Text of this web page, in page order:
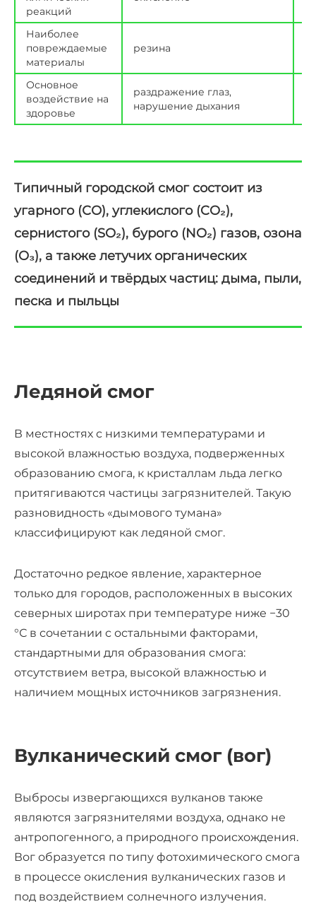
реакций
Наиболее
повреждаемые
материалы
резина
Основное
воздействие на
здоровье
раздражение глаз,
нарушение дыхания
Типичный городской смог состоит из
угарного (СО), углекислого (CO₂),
сернистого (SO₂), бурого (NO₂) газов, озона
(O₃), а также летучих органических
соединений и твёрдых частиц: дыма, пыли,
песка и пыльцы
Ледяной смог
В местностях с низкими температурами и
высокой влажностью воздуха, подверженных
образованию смога, к кристаллам льда легко
притягиваются частицы загрязнителей. Такую
разновидность «дымового тумана»
классифицируют как ледяной смог.
Достаточно редкое явление, характерное
только для городов, расположенных в высоких
северных широтах при температуре ниже −30
°С в сочетании с остальными факторами,
стандартными для образования смога:
отсутствием ветра, высокой влажностью и
наличием мощных источников загрязнения.
Вулканический смог (вог)
Выбросы извергающихся вулканов также
являются загрязнителями воздуха, однако не
антропогенного, а природного происхождения.
Вог образуется по типу фотохимического смога
в процессе окисления вулканических газов и
под воздействием солнечного излучения.